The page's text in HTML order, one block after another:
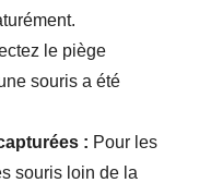
le piège
souris a été
: Pour les
souris loin de la